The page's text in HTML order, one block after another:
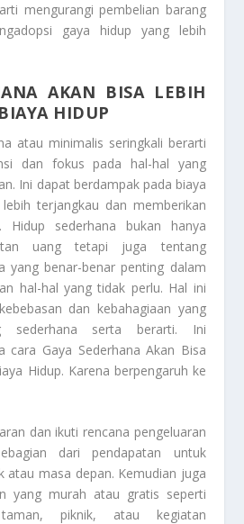
mengurangi pembelian barang
gaya hidup yang lebih
AKAN BISA LEBIH
HIDUP
atau minimalis seringkali berarti
dan fokus pada hal-hal yang
Ini dapat berdampak pada biaya
terjangkau dan memberikan
Hidup sederhana bukan hanya
uang tetapi juga tentang
yang benar-benar penting dalam
hal-hal yang tidak perlu. Hal ini
dan kebahagiaan yang
sederhana serta berarti. Ini
cara Gaya Sederhana Akan Bisa
Hidup. Karena berpengaruh ke
dan ikuti rencana pengeluaran
dari pendapatan untuk
atau masa depan. Kemudian juga
yang murah atau gratis seperti
piknik, atau kegiatan